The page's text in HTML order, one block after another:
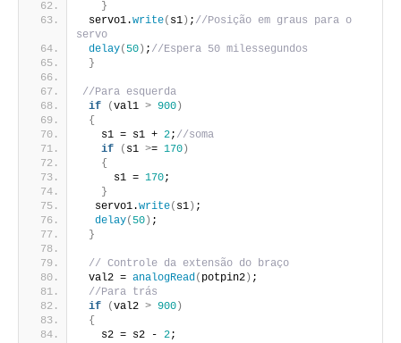
}
servo1.write( s1 ) ; //Posição em graus para o
servo
delay( 50 ) ; //Espera 50 milessegundos
}
//Para esquerda
if
(val1 > 900 )
{
   s1 = s1 +
2; //soma
if
( s1 >= 170 )
{
     s1 =
170;
}
  servo1.
write( s1 ) ;
delay( 50 ) ;
}
// Controle da extensão do braço
val2 = analogRead( potpin2 ) ;
//Para trás
if
(val2 > 900 )
{
   s2 = s2 -
2;